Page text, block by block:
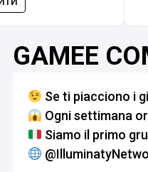
GAMEE
Se ti piacciono i
Ogni settimana
Siamo il primo